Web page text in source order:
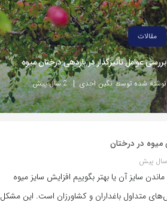
مقالات
بررسی عوامل تأثیرگذار در باردهی درختان میوه
نوشته شده توسط نگین احدی 2 سال پیش
در درختان
سایز آن یا بهتر بگوییم افزایش سایز میوه
متداول باغداران و کشاورزان است. این مشکل